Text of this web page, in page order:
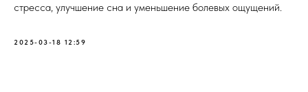
стресса, улучшение сна и уменьшение болевых ощущений.
2025-03-18 12:59